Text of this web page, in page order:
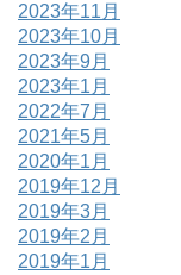
2023年11月
2023年10月
2023年9月
2023年1月
2022年7月
2021年5月
2020年1月
2019年12月
2019年3月
2019年2月
2019年1月